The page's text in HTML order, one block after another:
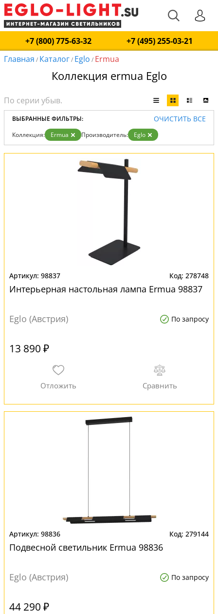
+7 (800) 775-63-32
+7 (495) 255-03-21
Главная / Каталог/ Eglo / Ermua
Коллекция ermua Eglo
ВЫБРАННЫЕ ФИЛЬТРЫ: ОЧИСТИТЬ ВСЕ
Коллекция: Ermua Производитель: Eglo
98837 278748
Интерьерная настольная лампа Ermua 98837
Eglo (Австрия) По запросу
13 890 ₽
98836 279144
Подвесной светильник Ermua 98836
Eglo (Австрия) По запросу
44 290 ₽